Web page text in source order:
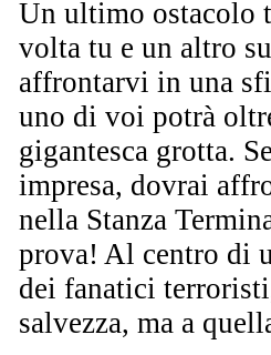
Un ultimo ostacolo
volta tu e un altro
affrontarvi in una
uno di voi potrà
gigantesca grotta.
impresa, dovrai
nella Stanza
prova! Al centro di
dei fanatici
salvezza, ma a